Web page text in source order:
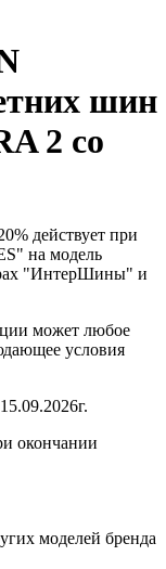
шин
2 со
действует при
на модель
"ИнтерШины" и
может любое
условия
окончании
моделей бренда